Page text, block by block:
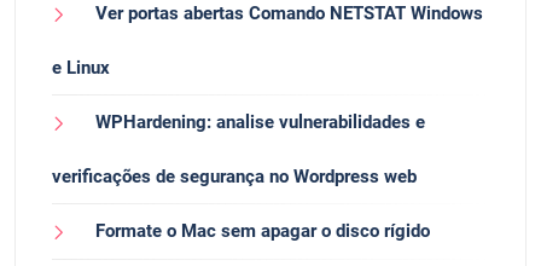
Ver portas abertas Comando NETSTAT Windows
e Linux
WPHardening: analise vulnerabilidades e
verificações de segurança no Wordpress web
Formate o Mac sem apagar o disco rígido